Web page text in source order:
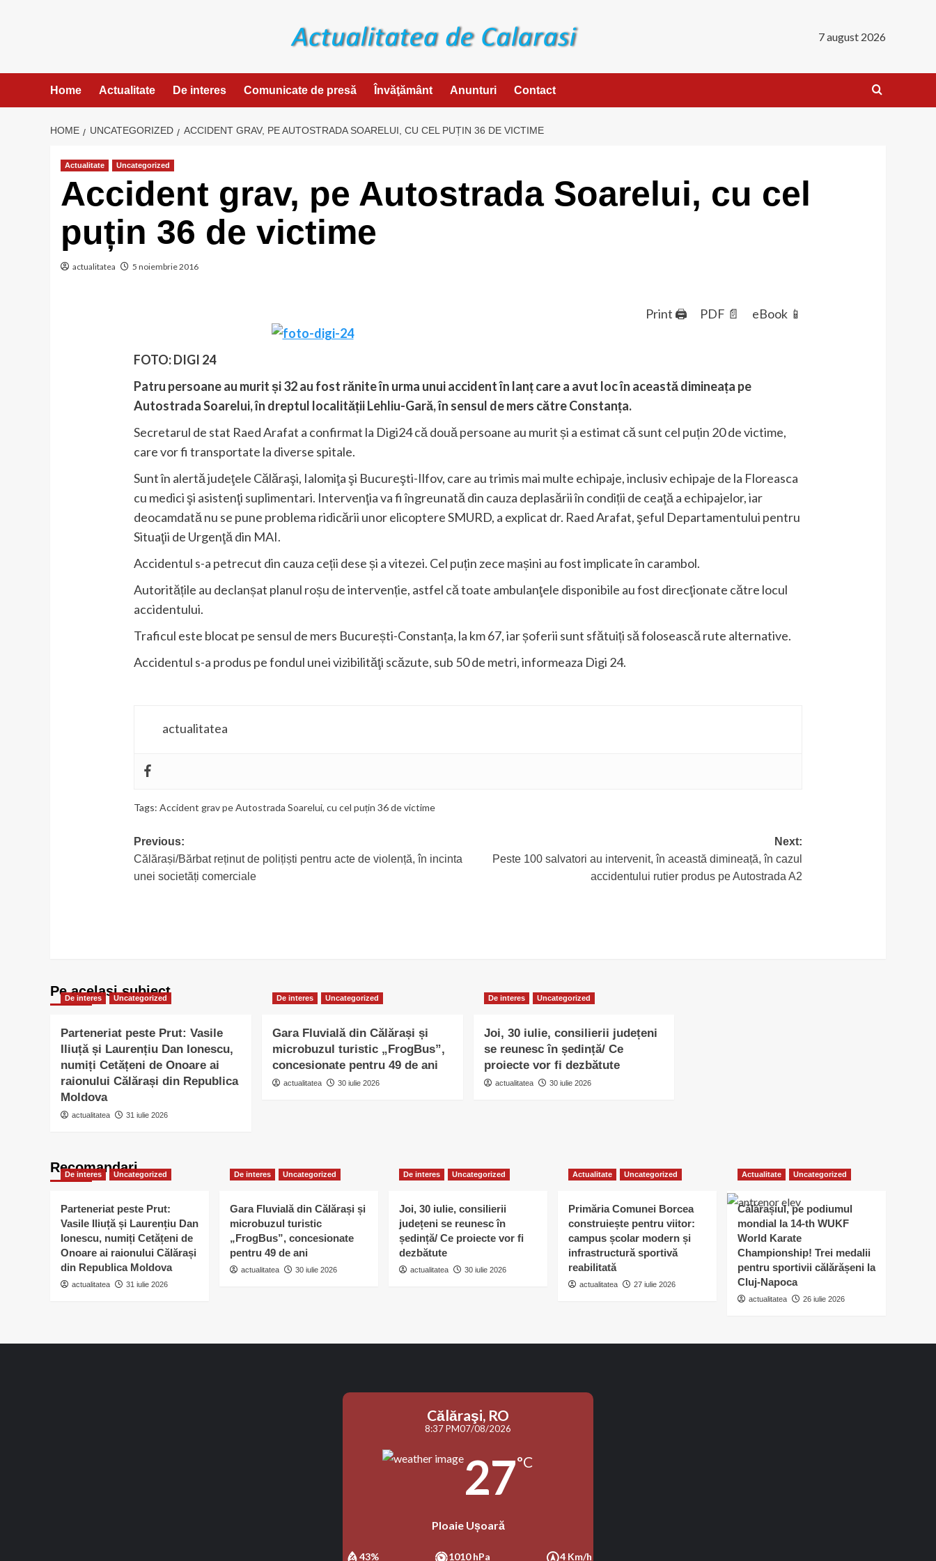
7 august 2026
Home Actualitate De interes Comunicate de presă Învăţământ Anunturi Contact
HOME UNCATEGORIZED ACCIDENT GRAV, PE AUTOSTRADA SOARELUI, CU CEL PUȚIN 36 DE VICTIME
Actualitate Uncategorized
Accident grav, pe Autostrada Soarelui, cu cel
puțin 36 de victime
actualitatea 5 noiembrie 2016
Print 🖨 PDF 📄 eBook 📱
FOTO: DIGI 24
Patru persoane au murit și 32 au fost rănite în urma unui accident în lanț care a avut loc în această dimineața pe
Autostrada Soarelui, în dreptul localității Lehliu-Gară, în sensul de mers către Constanța.
Secretarul de stat Raed Arafat a confirmat la Digi24 că două persoane au murit și a estimat că sunt cel puțin 20 de victime,
care vor fi transportate la diverse spitale.
Sunt în alertă judeţele Călăraşi, Ialomiţa şi Bucureşti-Ilfov, care au trimis mai multe echipaje, inclusiv echipaje de la Floreasca
cu medici şi asistenţi suplimentari. Intervenţia va fi îngreunată din cauza deplasării în condiții de ceaţă a echipajelor, iar
deocamdată nu se pune problema ridicării unor elicoptere SMURD, a explicat dr. Raed Arafat, şeful Departamentului pentru
Situaţii de Urgenţă din MAI.
Accidentul s-a petrecut din cauza ceții dese și a vitezei. Cel puțin zece mașini au fost implicate în carambol.
Autoritățile au declanșat planul roșu de intervenție, astfel că toate ambulanţele disponibile au fost direcţionate către locul
accidentului.
Traficul este blocat pe sensul de mers București-Constanța, la km 67, iar șoferii sunt sfătuiți să folosească rute alternative.
Accidentul s-a produs pe fondul unei vizibilităţi scăzute, sub 50 de metri, informeaza Digi 24.
actualitatea
Tags:Accident grav pe Autostrada Soarelui,cu cel puțin 36 de victime
Post
navigation
Previous:
Călărași/Bărbat reținut de polițiști pentru acte de violență, în incinta
unei societăți comerciale
Next:
Peste 100 salvatori au intervenit, în această dimineață, în cazul
accidentului rutier produs pe Autostrada A2
Pe acelasi subiect
De interes Uncategorized
Parteneriat peste Prut: Vasile
Iliuță și Laurențiu Dan Ionescu,
numiți Cetățeni de Onoare ai
raionului Călărași din Republica
Moldova
actualitatea 31 iulie 2026
De interes Uncategorized
Gara Fluvială din Călărași și
microbuzul turistic „FrogBus”,
concesionate pentru 49 de ani
actualitatea 30 iulie 2026
De interes Uncategorized
Joi, 30 iulie, consilierii județeni
se reunesc în ședință/ Ce
proiecte vor fi dezbătute
actualitatea 30 iulie 2026
Recomandari
De interes Uncategorized
Parteneriat peste Prut:
Vasile Iliuță și Laurențiu Dan
Ionescu, numiți Cetățeni de
Onoare ai raionului Călărași
din Republica Moldova
actualitatea 31 iulie 2026
De interes Uncategorized
Gara Fluvială din Călărași și
microbuzul turistic
„FrogBus”, concesionate
pentru 49 de ani
actualitatea 30 iulie 2026
De interes Uncategorized
Joi, 30 iulie, consilierii
județeni se reunesc în
ședință/ Ce proiecte vor fi
dezbătute
actualitatea 30 iulie 2026
Actualitate Uncategorized
Primăria Comunei Borcea
construiește pentru viitor:
campus școlar modern și
infrastructură sportivă
reabilitată
actualitatea 27 iulie 2026
Actualitate Uncategorized
Călărașiul, pe podiumul
mondial la 14-th WUKF
World Karate
Championship! Trei medalii
pentru sportivii călărășeni la
Cluj-Napoca
actualitatea 26 iulie 2026
Călăraşi, RO
8:37 PM07/08/2026
27°C
Ploaie Ușoară
43% 1010 hPa 4 Km/h